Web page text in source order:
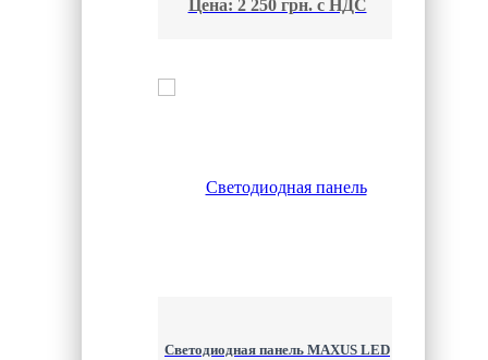
Цена: 2 250 грн. с НДС
Светодиодная панель MAXUS LED